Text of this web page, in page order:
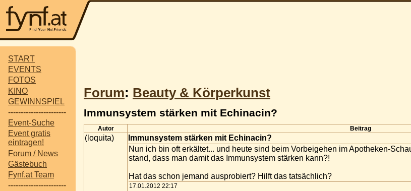
START
EVENTS
FOTOS
KINO
GEWINNSPIEL
-----------------------
Event-Suche
Event gratis
eintragen!
Forum / News
Gästebuch
Fynf.at Team
-----------------------
Forum: Beauty & Körperkunst
Immunsystem stärken mit Echinacin?
Autor Beitrag
(loquita)
Immunsystem stärken mit Echinacin?
Nun ich bin oft erkältet... und heute sind beim Vorbeigehen im Apotheken-
stand, dass man damit das Immunsystem stärken kann?!
Hat das schon jemand ausprobiert? Hilft das tatsächlich?
17.01.2012 22:17